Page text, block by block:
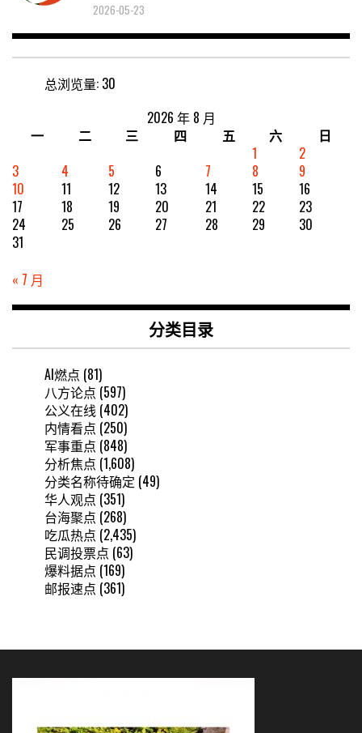
2026-05-23
总浏览量: 30
2026 年 8 月
一
二 三 四 五 六
日
1
2
3
4 5 6 7 8
9
10
11 12 13 14 15
16
17
18 19 20 21 22
23
24
25 26 27 28 29
30
31
« 7 月
分类目录
AI燃点 (81)
八方论点 (597)
公义在线 (402)
内情看点 (250)
军事重点 (848)
分析焦点 (1,608)
分类名称待确定 (49)
华人观点 (351)
台海聚点 (268)
吃瓜热点 (2,435)
民调投票点 (63)
爆料据点 (169)
邮报速点 (361)